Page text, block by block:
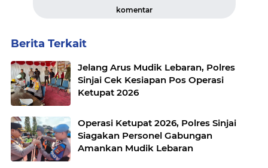
komentar
Berita Terkait
Jelang Arus Mudik Lebaran, Polres
Sinjai Cek Kesiapan Pos Operasi
Ketupat 2026
Operasi Ketupat 2026, Polres Sinjai
Siagakan Personel Gabungan
Amankan Mudik Lebaran